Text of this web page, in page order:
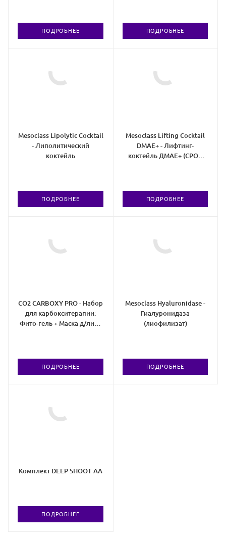
ПОДРОБНЕЕ ПОДРОБНЕЕ
Mesoclass Lipolytic Cocktail
- Липолитический
коктейль
ПОДРОБНЕЕ
Mesoclass Lifting Cocktail
DMAE+ - Лифтинг-
коктейль ДМАЕ+ (СРОК
ПОДРОБНЕЕ
CO2 CARBOXY PRO - Набор
для карбокситерапии:
Фито-гель + Маска д/лица
ПОДРОБНЕЕ
Mesoclass Hyaluronidase -
Гиалуронидаза
(лиофилизат)
ПОДРОБНЕЕ
Комплект DEEP SHOOT AA
ПОДРОБНЕЕ